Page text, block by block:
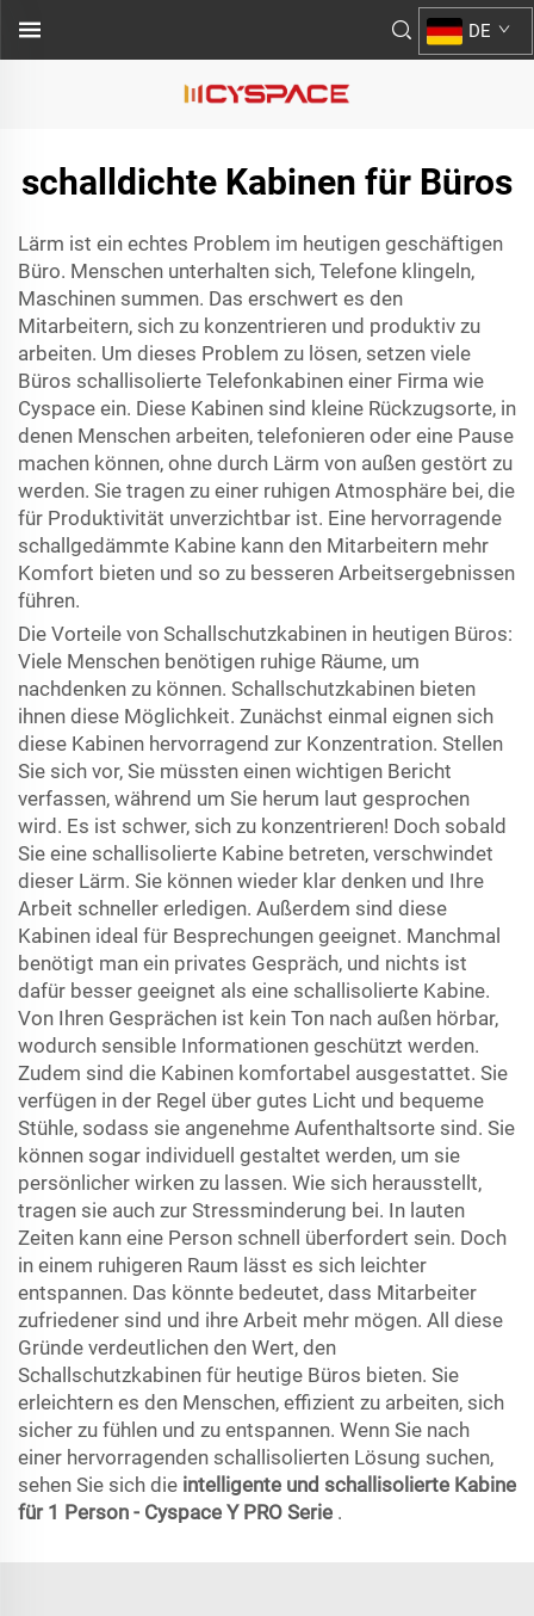
DE
schalldichte Kabinen für Büros
Lärm ist ein echtes Problem im heutigen geschäftigen
Büro. Menschen unterhalten sich, Telefone klingeln,
Maschinen summen. Das erschwert es den
Mitarbeitern, sich zu konzentrieren und produktiv zu
arbeiten. Um dieses Problem zu lösen, setzen viele
Büros schallisolierte Telefonkabinen einer Firma wie
Cyspace ein. Diese Kabinen sind kleine Rückzugsorte, in
denen Menschen arbeiten, telefonieren oder eine Pause
machen können, ohne durch Lärm von außen gestört zu
werden. Sie tragen zu einer ruhigen Atmosphäre bei, die
für Produktivität unverzichtbar ist. Eine hervorragende
schallgedämmte Kabine kann den Mitarbeitern mehr
Komfort bieten und so zu besseren Arbeitsergebnissen
führen.
Die Vorteile von Schallschutzkabinen in heutigen Büros:
Viele Menschen benötigen ruhige Räume, um
nachdenken zu können. Schallschutzkabinen bieten
ihnen diese Möglichkeit. Zunächst einmal eignen sich
diese Kabinen hervorragend zur Konzentration. Stellen
Sie sich vor, Sie müssten einen wichtigen Bericht
verfassen, während um Sie herum laut gesprochen
wird. Es ist schwer, sich zu konzentrieren! Doch sobald
Sie eine schallisolierte Kabine betreten, verschwindet
dieser Lärm. Sie können wieder klar denken und Ihre
Arbeit schneller erledigen. Außerdem sind diese
Kabinen ideal für Besprechungen geeignet. Manchmal
benötigt man ein privates Gespräch, und nichts ist
dafür besser geeignet als eine schallisolierte Kabine.
Von Ihren Gesprächen ist kein Ton nach außen hörbar,
wodurch sensible Informationen geschützt werden.
Zudem sind die Kabinen komfortabel ausgestattet. Sie
verfügen in der Regel über gutes Licht und bequeme
Stühle, sodass sie angenehme Aufenthaltsorte sind. Sie
können sogar individuell gestaltet werden, um sie
persönlicher wirken zu lassen. Wie sich herausstellt,
tragen sie auch zur Stressminderung bei. In lauten
Zeiten kann eine Person schnell überfordert sein. Doch
in einem ruhigeren Raum lässt es sich leichter
entspannen. Das könnte bedeutet, dass Mitarbeiter
zufriedener sind und ihre Arbeit mehr mögen. All diese
Gründe verdeutlichen den Wert, den
Schallschutzkabinen für heutige Büros bieten. Sie
erleichtern es den Menschen, effizient zu arbeiten, sich
sicher zu fühlen und zu entspannen. Wenn Sie nach
einer hervorragenden schallisolierten Lösung suchen,
sehen Sie sich die intelligente und schallisolierte Kabine
für 1 Person - Cyspace Y PRO Serie .